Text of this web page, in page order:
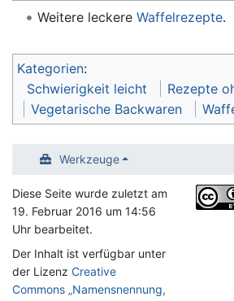
Weitere leckere Waffelrezepte.
Kategorien:
Schwierigkeit leicht
Rezepte
Vegetarische Backwaren
Werkzeuge
Diese Seite wurde zuletzt am
19. Februar 2016 um 14:56
Uhr bearbeitet.
Der Inhalt ist verfügbar unter
der Lizenz Creative
Commons „Namensnennung,